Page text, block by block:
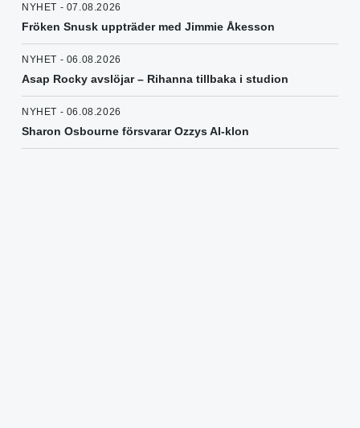
NYHET - 07.08.2026
Fröken Snusk uppträder med Jimmie Åkesson
NYHET - 06.08.2026
Asap Rocky avslöjar – Rihanna tillbaka i studion
NYHET - 06.08.2026
Sharon Osbourne försvarar Ozzys AI-klon